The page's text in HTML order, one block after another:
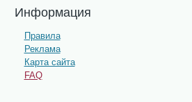
Информация
Правила
Реклама
Карта сайта
FAQ